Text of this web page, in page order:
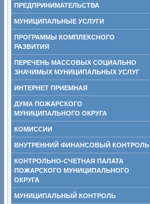
ПРЕДПРИНИМАТЕЛЬСТВА
МУНИЦИПАЛЬНЫЕ УСЛУГИ
ПРОГРАММЫ КОМПЛЕКСНОГО
РАЗВИТИЯ
ПЕРЕЧЕНЬ МАССОВЫХ СОЦИАЛЬНО
ЗНАЧИМЫХ МУНИЦИПАЛЬНЫХ УСЛУГ
ИНТЕРНЕТ ПРИЕМНАЯ
ДУМА ПОЖАРСКОГО
МУНИЦИПАЛЬНОГО ОКРУГА
КОМИССИИ
ВНУТРЕННИЙ ФИНАНСОВЫЙ КОНТРОЛЬ
КОНТРОЛЬНО-СЧЕТНАЯ ПАЛАТА
ПОЖАРСКОГО МУНИЦИПАЛЬНОГО
ОКРУГА
МУНИЦИПАЛЬНЫЙ КОНТРОЛЬ